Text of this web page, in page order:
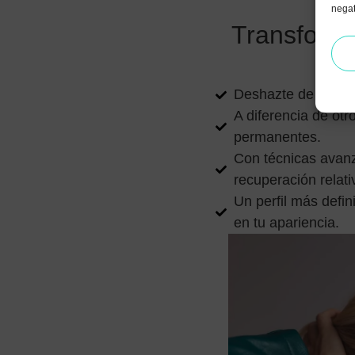
Deshazte de la
A diferencia de
permanentes.
Con técnicas
recuperación
Un perfil más
en tu apariencia.